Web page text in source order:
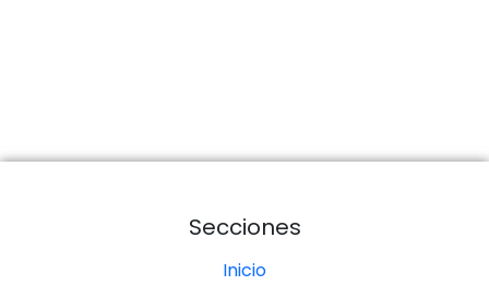
Secciones
Inicio